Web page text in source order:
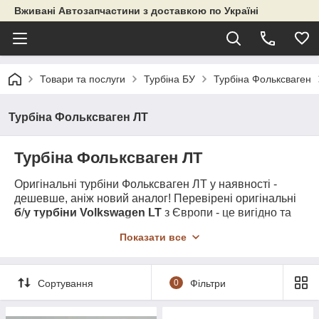
Вживані Автозапчастини з доставкою по Україні
Товари та послуги Турбіна БУ Турбіна Фольксваген
Турбіна Фольксваген ЛТ
Турбіна Фольксваген ЛТ
Оригінальні турбіни Фольксваген ЛТ у наявності -
дешевше, аніж новий аналог! Перевірені оригінальні
б/у турбіни Volkswagen LT з Європи - це вигідно та
запчастин ZAPCHASTIE!Показати все
Сортування 0 Фільтри